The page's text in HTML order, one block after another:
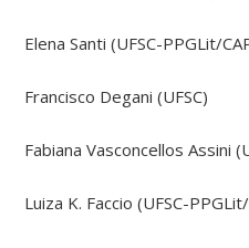
Elena Santi (UFSC-PPGLit/
Francisco Degani (UFSC)
Fabiana Vasconcellos Assini
Luiza K. Faccio (UFSC-